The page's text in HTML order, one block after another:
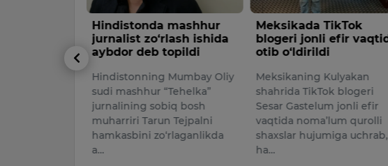
Hindistonda mashhur
jurnalist zo‘rlash ishida
aybdor deb topildi
Hindistonning Mumbay Oliy
sudi mashhur “Tehelka”
jurnalining sobiq bosh
muharriri Tarun Tejpalni
hamkasbini zo‘rlaganlikda
a…
Meksikada TikTok
blogeri jonli efir
otib o‘ldirildi
Meksikaning Kulyakan
shahrida TikTok blogeri
Sesar Gastelum jonli efir
vaqtida noma’lum qurolli
shaxslar hujumiga uchrab,
ha…